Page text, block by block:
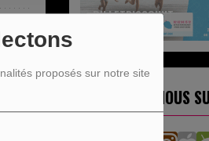
proposés sur notre site
BILLETDISCOUNT
RETROUVEZ-NOUS